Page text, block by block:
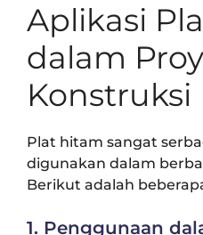
Aplikasi
dalam
Konstruksi
Plat hitam sangat
digunakan dalam
Berikut adalah
1. Penggunaan